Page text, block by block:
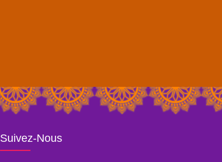
Suivez-Nous